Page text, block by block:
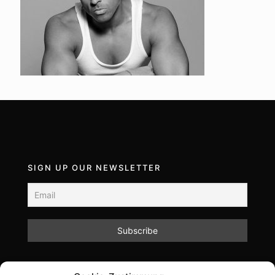
SIGN UP OUR NEWSLETTER